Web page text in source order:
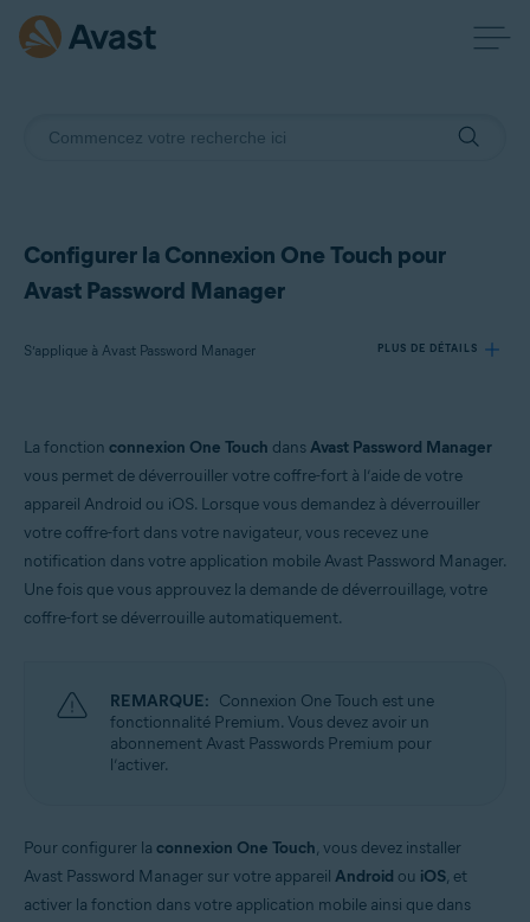
Configurer la Connexion One Touch pour
Avast Password Manager
S’applique à Avast Password Manager PLUS DE DÉTAILS
Produits:
Avast Password Manager
Windows, MacOS, Android, iOS
La fonction connexion One Touch dansAvast Password Manager
vous permet de déverrouiller votre coffre-fort à l’aide de votre
appareil Android ou iOS. Lorsque vous demandez à déverrouiller
votre coffre-fort dans votre navigateur, vous recevez une
notification dans votre application mobile Avast Password Manager.
Une fois que vous approuvez la demande de déverrouillage, votre
coffre-fort se déverrouille automatiquement.
REMARQUE: Connexion One Touch est une
fonctionnalité Premium. Vous devez avoir un
abonnement Avast Passwords Premium pour
l’activer.
Pour configurer la connexion One Touch, vous devez installer
Avast Password Manager sur votre appareil Android ou iOS, et
activer la fonction dans votre application mobile ainsi que dans